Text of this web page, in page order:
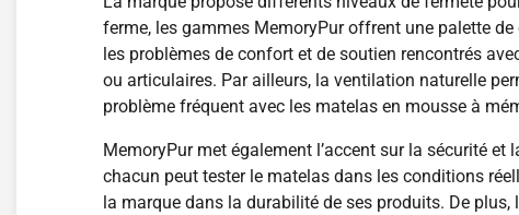
ferme, les gammes MemoryPur offrent une palette
les problèmes de confort et de soutien rencontrés
ou articulaires. Par ailleurs, la ventilation naturelle
problème fréquent avec les matelas en mousse à
MemoryPur met également l’accent sur la sécurité
chacun peut tester le matelas dans les conditions
la marque dans la durabilité de ses produits. De